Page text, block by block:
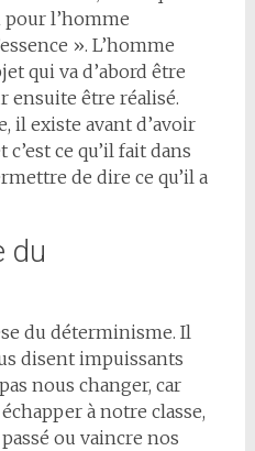
pour l’homme
». L’homme
qui va d’abord être
ensuite être réalisé.
il existe avant d’avoir
ce qu’il fait dans
de dire ce qu’il a
du
du déterminisme. Il
disent impuissants
nous changer, car
à notre classe,
ou vaincre nos